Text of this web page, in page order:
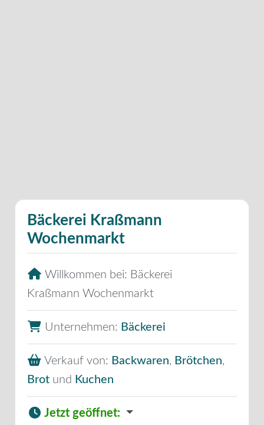
Bäckerei Kraßmann
Wochenmarkt
Willkommen bei: Bäckerei
Kraßmann Wochenmarkt
Unternehmen: Bäckerei
Verkauf von: Backwaren, Brötchen,
Brot und Kuchen
Jetzt geöffnet: